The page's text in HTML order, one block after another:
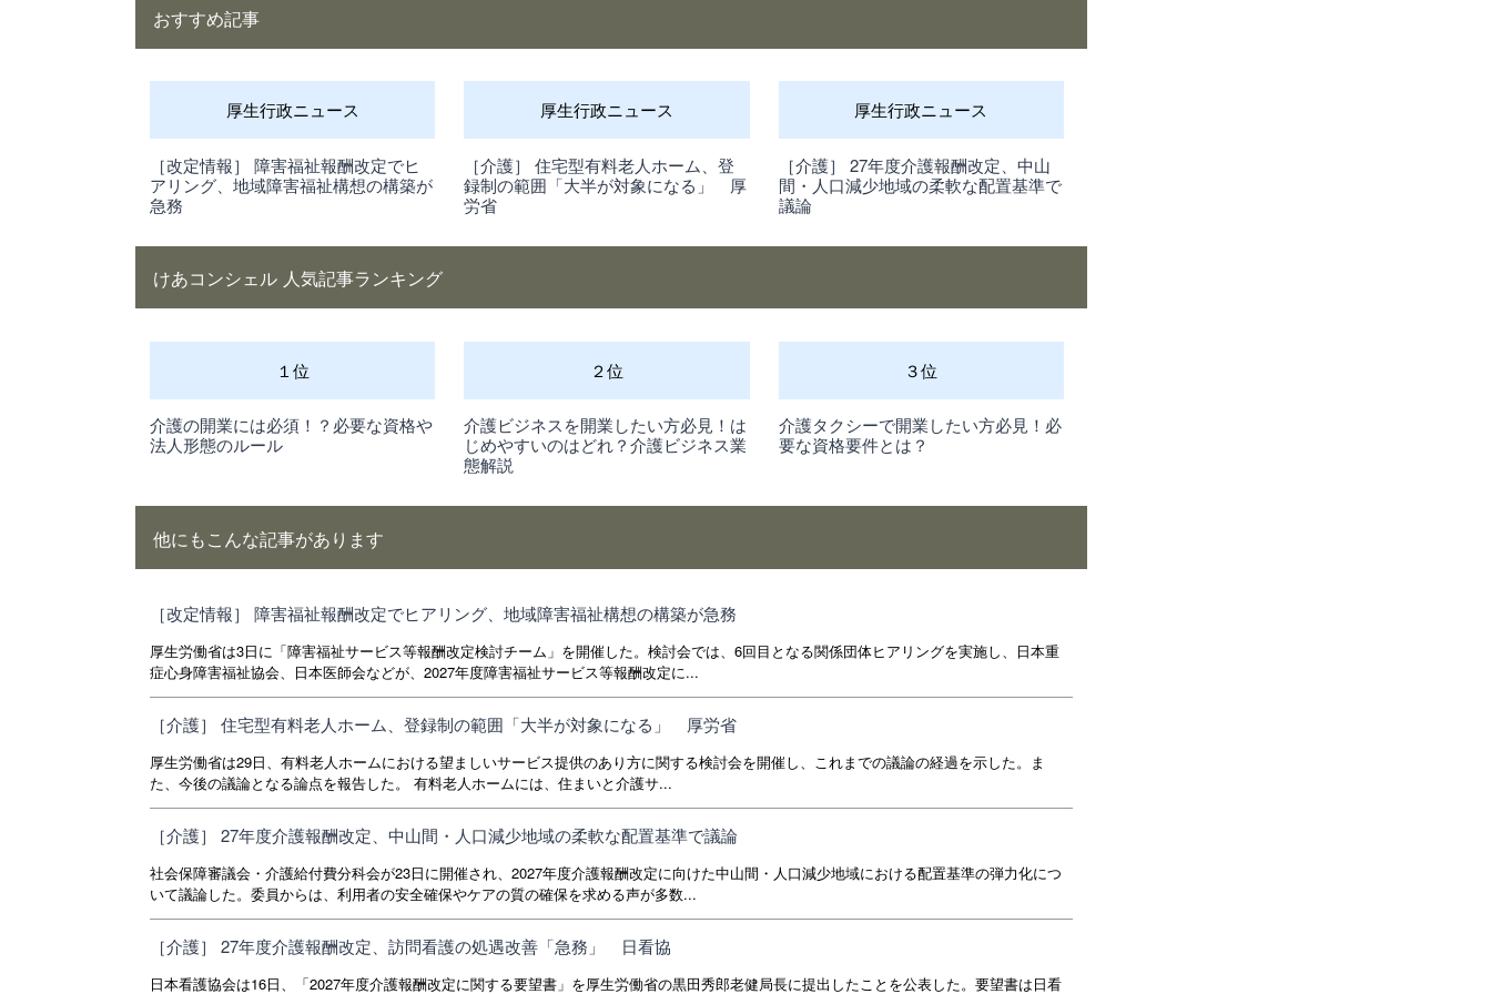
おすすめ記事
厚生行政ニュース
［改定情報］ 障害福祉報酬改定でヒ
アリング、地域障害福祉構想の構築が
急務
厚生行政ニュース
［介護］ 住宅型有料老人ホーム、登
録制の範囲「大半が対象になる」 厚
労省
厚生行政ニュース
［介護］ 27年度介護報酬改定、中山
間・人口減少地域の柔軟な配置基準で
議論
けあコンシェル 人気記事ランキング
１位
介護の開業には必須！？必要な資格や
法人形態のルール
２位
介護ビジネスを開業したい方必見！は
じめやすいのはどれ？介護ビジネス業
態解説
３位
介護タクシーで開業したい方必見！必
要な資格要件とは？
他にもこんな記事があります
［改定情報］ 障害福祉報酬改定でヒアリング、地域障害福祉構想の構築が急務
厚生労働省は3日に「障害福祉サービス等報酬改定検討チーム」を開催した。検討会では、6回目となる関係団体ヒアリングを実施し、日本重
症心身障害福祉協会、日本医師会などが、2027年度障害福祉サービス等報酬改定に...
［介護］ 住宅型有料老人ホーム、登録制の範囲「大半が対象になる」 厚労省
厚生労働省は29日、有料老人ホームにおける望ましいサービス提供のあり方に関する検討会を開催し、これまでの議論の経過を示した。ま
た、今後の議論となる論点を報告した。 有料老人ホームには、住まいと介護サ...
［介護］ 27年度介護報酬改定、中山間・人口減少地域の柔軟な配置基準で議論
社会保障審議会・介護給付費分科会が23日に開催され、2027年度介護報酬改定に向けた中山間・人口減少地域における配置基準の弾力化につ
いて議論した。委員からは、利用者の安全確保やケアの質の確保を求める声が多数...
［介護］ 27年度介護報酬改定、訪問看護の処遇改善「急務」 日看協
日本看護協会は16日、「2027年度介護報酬改定に関する要望書」を厚生労働省の黒田秀郎老健局長に提出したことを公表した。要望書は日看